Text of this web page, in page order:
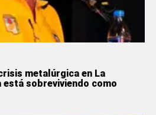
metalúrgica en La
está sobreviviendo como